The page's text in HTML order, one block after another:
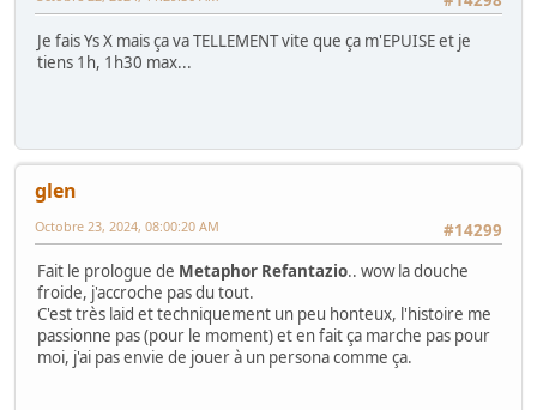
Je fais Ys X mais ça va TELLEMENT vite que ça m'EPUISE et je
tiens 1h, 1h30 max...
glen
#14299
Octobre 23, 2024, 08:00:20 AM
Fait le prologue de Metaphor Refantazio.. wow la douche
froide, j'accroche pas du tout.
C'est très laid et techniquement un peu honteux, l'histoire me
passionne pas (pour le moment) et en fait ça marche pas pour
moi, j'ai pas envie de jouer à un persona comme ça.